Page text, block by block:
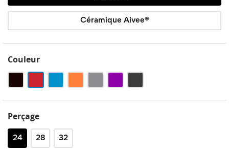
Céramique Aivee®
Couleur
mat
Perçage
24 28 32